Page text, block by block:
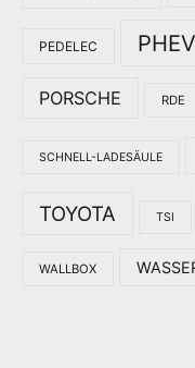
PEDELEC PHEV
PORSCHE RDE
SCHNELL-LADESÄULE
TOYOTA TSI
WALLBOX